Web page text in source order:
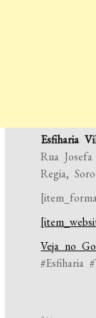
Esfiharia
Rua
Regia,
Veja no
#Esfiharia